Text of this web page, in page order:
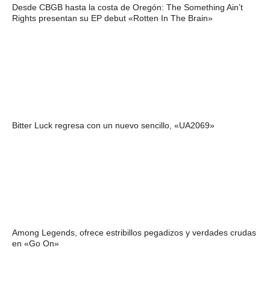
Desde CBGB hasta la costa de Oregón: The Something Ain’t
Rights presentan su EP debut «Rotten In The Brain»
Bitter Luck regresa con un nuevo sencillo, «UA2069»
Among Legends, ofrece estribillos pegadizos y verdades crudas
en «Go On»